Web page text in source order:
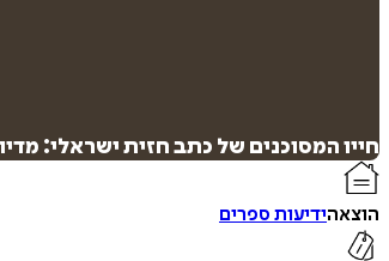
חייו המסוכנים של כתב חזית ישראלי:
הוצאהידיעות ספרים